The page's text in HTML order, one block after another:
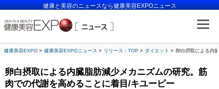
健康と美容のニュースなら健康美容EXPOニュース
健康美容EXPO 健康美容EXPOニュース リリース：TOP ダイエット 卵白摂取による内
卵白摂取による内臓脂肪減少メカニズムの研究。筋
肉での代謝を高めることに着目/キユーピー